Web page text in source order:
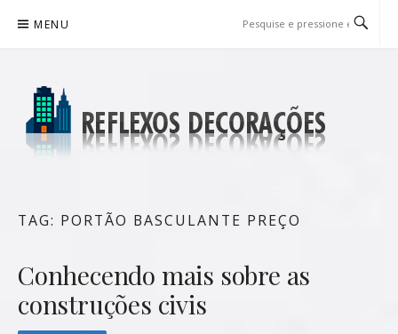
para
MENU
TAG: PORTÃO BASCULANTE PREÇO
Conhecendo mais sobre as
construções civis